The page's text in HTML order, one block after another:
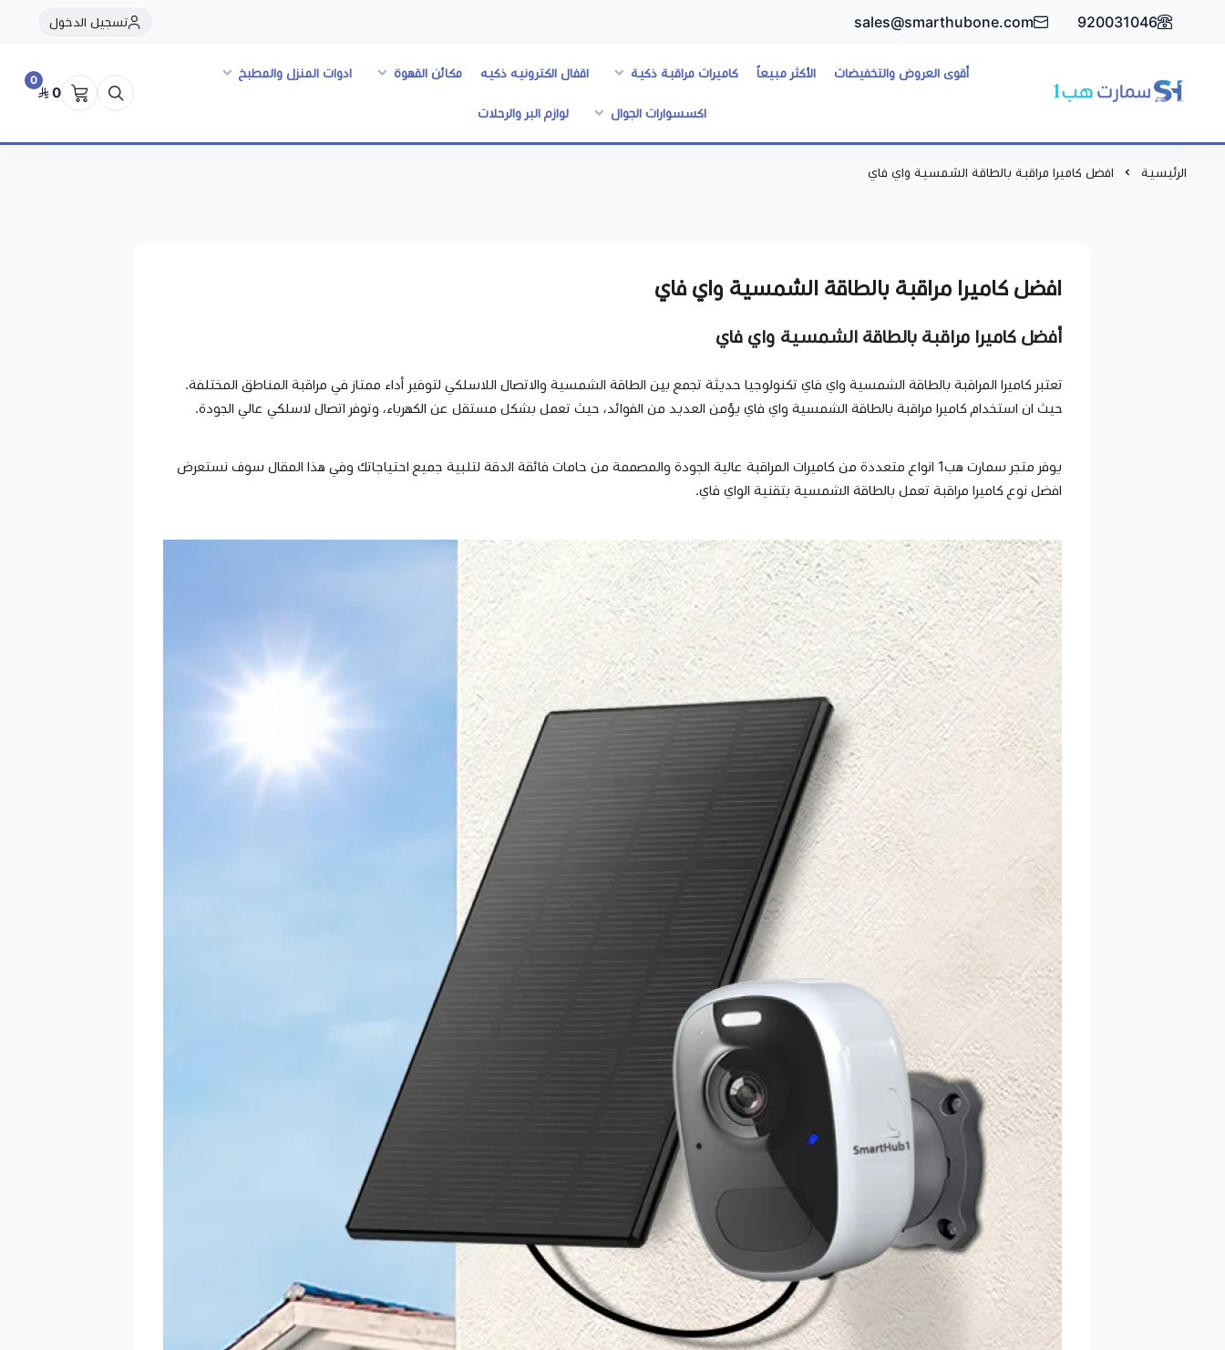
920031046
sales@smarthubone.com تسجيل الدخول
سمارت هبSmart Hub1
أقوى العروض والتخفيضات الأكثر مبيعاً كاميرات مراقبة ذكية اقفال الكترونيه ذكيه مكائن القهوة ادوات المنزل والمطبخ
اكسسوارات الجوال لوازم البر والرحلات
0
0
الرئيسية افضل كاميرا مراقبة بالطاقة الشمسية واي فاي
افضل كاميرا مراقبة بالطاقة الشمسية واي فاي
أفضل كاميرا مراقبة بالطاقة الشمسية واي فاي
تعتبر كاميرا المراقبة بالطاقة الشمسية واي فاي تكنولوجيا حديثة تجمع بين الطاقة الشمسية والاتصال اللاسلكي لتوفير أداء ممتاز في مراقبة المناطق المختلفة.
حيث ان استخدام كاميرا مراقبة بالطاقة الشمسية واي فاي يؤمن العديد من الفوائد، حيث تعمل بشكل مستقل عن الكهرباء، وتوفر اتصال لاسلكي عالي الجودة.
يوفر متجر سمارت هب1 انواع متعددة من كاميرات المراقبة عالية الجودة والمصممة من حامات فائقة الدقة لتلبية جميع احتياجاتك وفي هذا المقال سوف نستعرض
افضل نوع كاميرا مراقبة تعمل بالطاقة الشمسية بتقنية الواي فاي.